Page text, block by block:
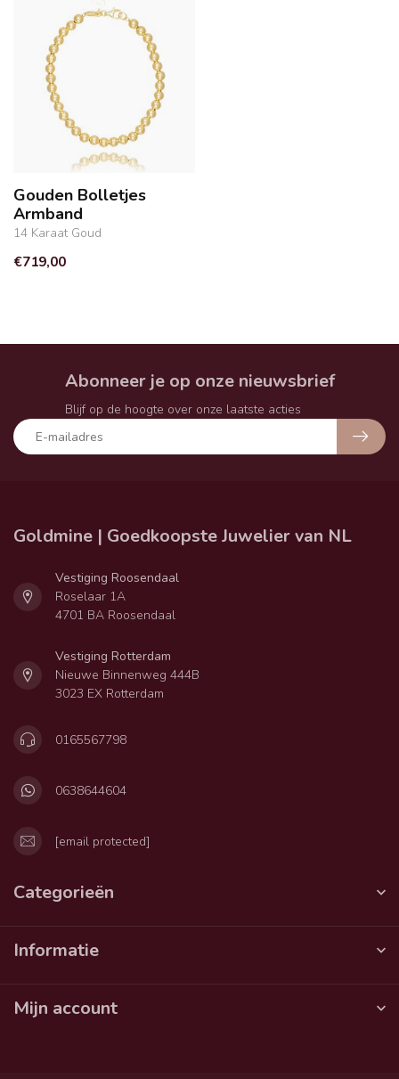
Gouden Bolletjes
Armband
14 Karaat Goud
€719,00
Abonneer je op onze nieuwsbrief
Blijf op de hoogte over onze laatste acties
Goldmine | Goedkoopste Juwelier van NL
Vestiging Roosendaal
Roselaar 1A
4701 BA Roosendaal
Vestiging Rotterdam
Nieuwe Binnenweg 444B
3023 EX Rotterdam
0165567798
0638644604
[email protected]
Categorieën
Informatie
Mijn account